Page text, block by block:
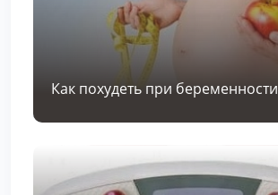
Как похудеть при беременности